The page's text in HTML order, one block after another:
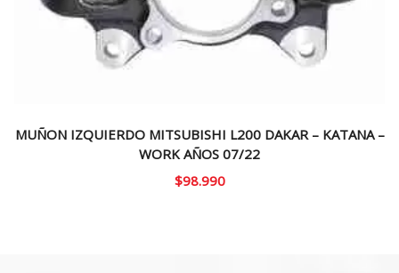
MUÑON IZQUIERDO MITSUBISHI L200 DAKAR – KATANA –
WORK AÑOS 07/22
$98.990